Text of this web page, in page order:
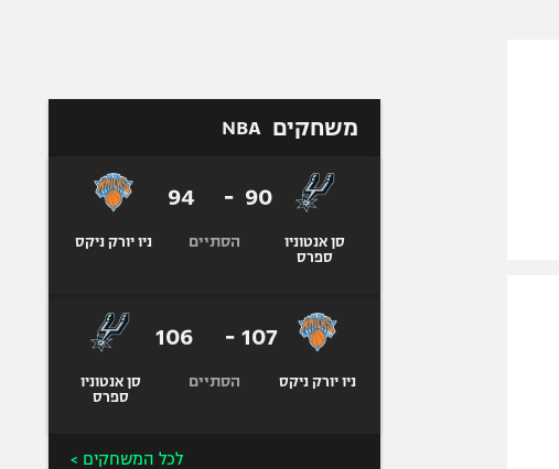
משחקים NBA
סן אנטוניו
ספרס
90
-
94
הסתיים ניו יורק ניקס
ניו יורק ניקס
107
-
106
הסתיים
סן אנטוניו
ספרס
לכל המשחקים >